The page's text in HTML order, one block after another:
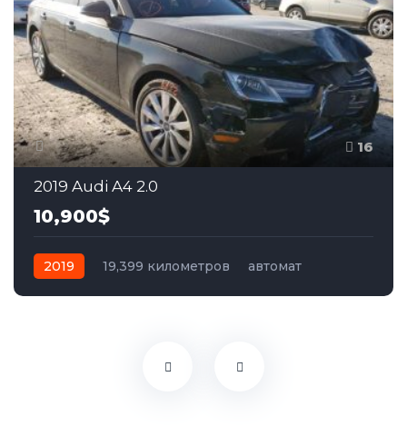
16
2019 Audi A4 2.0
10,900$
2019 19,399 километров
автомат